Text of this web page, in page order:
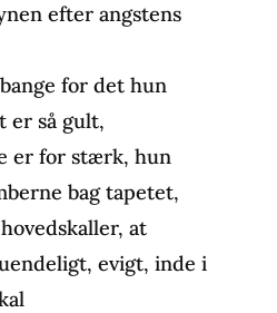
efter angstens
for det hun
er så gult,
er for stærk, hun
bag tapetet,
at
evigt, inde i